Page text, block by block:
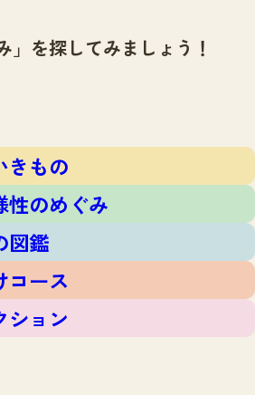
ドTOP
めぐみ
ス
ョン
TOP
ものマップ
TOP
フォーム
」を探してみましょう！
きもの
性のめぐみ
図鑑
コース
ション